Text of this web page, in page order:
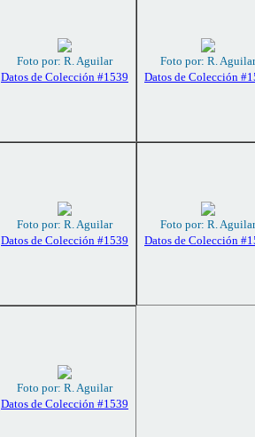
Foto por: R. Aguilar
Datos de Colección #1539
Foto por: R. Aguilar
Datos de Colección
Foto por: R. Aguilar
Datos de Colección #1539
Foto por: R. Aguilar
Datos de Colección
Foto por: R. Aguilar
Datos de Colección #1539